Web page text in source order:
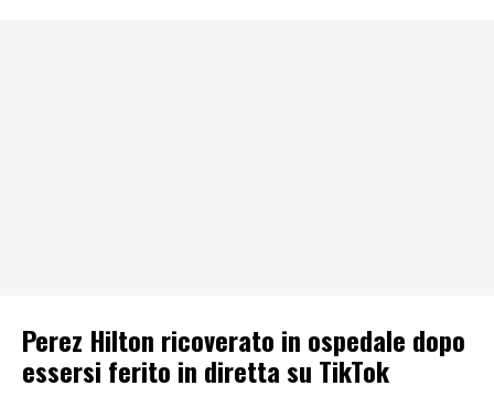
Perez Hilton ricoverato in ospedale dopo
essersi ferito in diretta su TikTok